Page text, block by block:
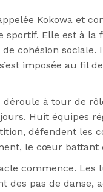
Kokowa et
sportif. Elle est à
cohésion sociale.
imposée au fil
à tour de
Huit équipes
défendent les
le cœur battant
commence.
des pas de danse,